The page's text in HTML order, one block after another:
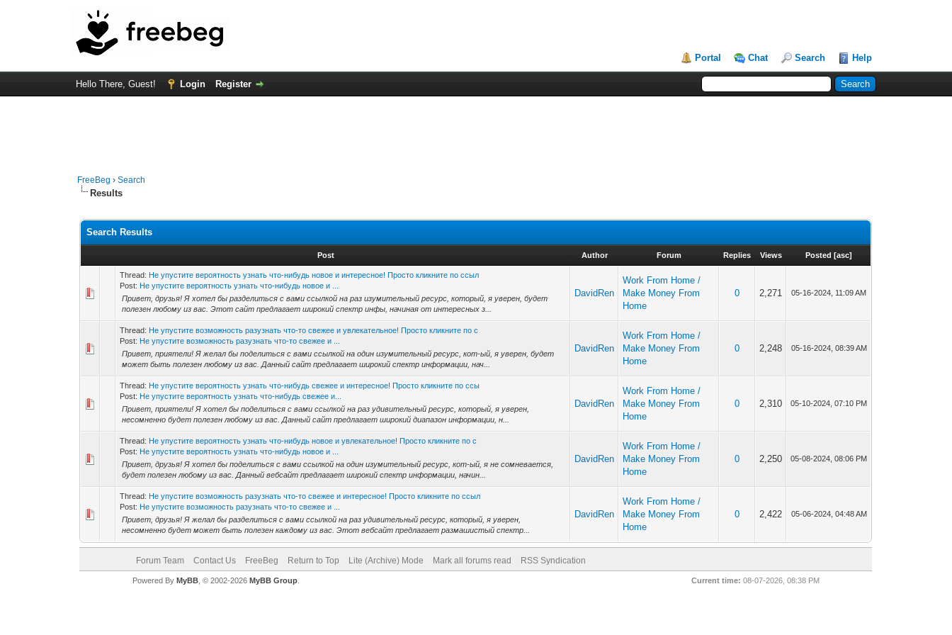
Portal Chat Search Help
Hello There, Guest! Login Register
FreeBeg ›Search
Results
Search Results
Post Author Forum Replies Views Posted [asc]
Thread: Не упустите вероятность узнать что-нибудь новое и интересное! Просто кликните по ссыл
Post: Не упустите вероятность узнать что-нибудь новое и ...
Привет, друзья! Я хотел бы разделиться с вами ссылкой на раз изумительный ресурс, который, я уверен, будет
полезен любому из вас. Этот сайт предлагает широкий спектр инфы, начиная от интересных з...
DavidRen
Work From Home /
Make Money From
Home
0 2,271 05-16-2024, 11:09 AM
Thread: Не упустите возможность разузнать что-то свежее и увлекательное! Просто кликните по с
Post: Не упустите возможность разузнать что-то свежее и ...
Привет, приятели! Я желал бы поделиться с вами ссылкой на один изумительный ресурс, кот-ый, я уверен, будет
может быть полезен любому из вас. Данный сайт предлагает широкий спектр информации, нач...
DavidRen
Work From Home /
Make Money From
Home
0 2,248 05-16-2024, 08:39 AM
Thread: Не упустите вероятность узнать что-нибудь свежее и интересное! Просто кликните по ссы
Post: Не упустите вероятность узнать что-нибудь свежее и...
Привет, приятели! Я хотел бы поделиться с вами ссылкой на раз удивительный ресурс, который, я уверен,
несомненно будет полезен любому из вас. Данный сайт предлагает широкий диапазон информации, н...
DavidRen
Work From Home /
Make Money From
Home
0 2,310 05-10-2024, 07:10 PM
Thread: Не упустите вероятность узнать что-нибудь новое и увлекательное! Просто кликните по с
Post: Не упустите вероятность узнать что-нибудь новое и ...
Привет, друзья! Я хотел бы поделиться с вами ссылкой на один изумительный ресурс, кот-ый, я не сомневается,
будет полезен любому из вас. Данный вебсайт предлагает широкий спектр информации, начин...
DavidRen
Work From Home /
Make Money From
Home
0 2,250 05-08-2024, 08:06 PM
Thread: Не упустите возможность разузнать что-то свежее и интересное! Просто кликните по ссыл
Post: Не упустите возможность разузнать что-то свежее и ...
Привет, друзья! Я желал бы разделиться с вами ссылкой на раз удивительный ресурс, который, я уверен,
несомненно будет может быть полезен каждому из вас. Этот вебсайт предлагает размашистый спектр...
DavidRen
Work From Home /
Make Money From
Home
0 2,422 05-06-2024, 04:48 AM
Forum Team Contact Us FreeBeg Return to Top Lite (Archive) Mode Mark all forums read RSS Syndication
Current time: 08-07-2026, 08:38 PM
Powered By MyBB, © 2002-2026 MyBB Group.